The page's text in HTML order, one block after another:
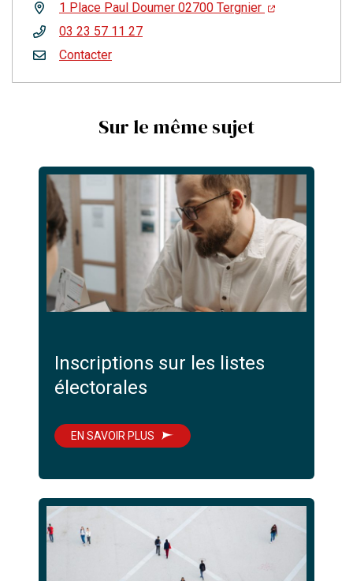
1 Place Paul Doumer 02700 Tergnier
03 23 57 11 27
Contacter
Sur le même sujet
Inscriptions sur les listes
électorales
EN SAVOIR PLUS